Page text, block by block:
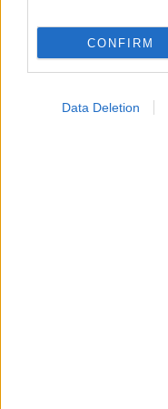
CONFIRM
Data Deletion